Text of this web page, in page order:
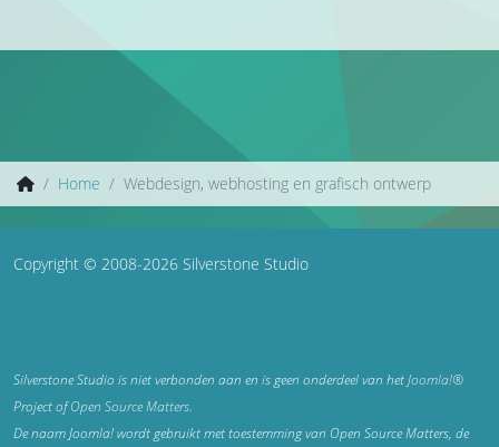
Home Webdesign, webhosting en grafisch ontwerp
Copyright © 2008-2026 Silverstone Studio
Silverstone Studio is niet verbonden aan en is geen onderdeel van hetJoomla!®
Project ofOpen Source Matters.
De naam Joomla! wordt gebruikt met toestemming van Open Source Matters, de